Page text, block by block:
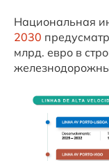
Национальная
2030
млрд. евро в